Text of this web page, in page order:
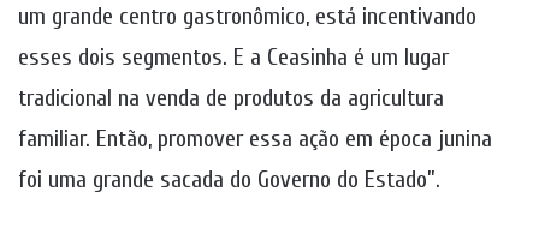
um grande centro gastronômico, está incentivando
esses dois segmentos. E a Ceasinha é um lugar
tradicional na venda de produtos da agricultura
familiar. Então, promover essa ação em época junina
foi uma grande sacada do Governo do Estado”.